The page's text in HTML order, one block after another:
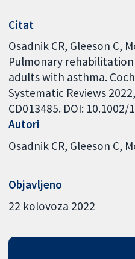
Citat
Osadnik CR, Gleeson C,
Pulmonary
adults with asthma.
Systematic Reviews
CD013485. DOI:
Autori
Osadnik CR Gleeson C
Objavljeno
22 kolovoza 2022